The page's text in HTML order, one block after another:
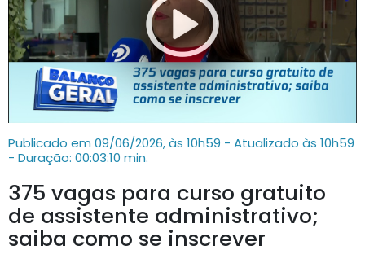
Publicado em 09/06/2026, às 10h59 - Atualizado às 10h59
- Duração: 00:03:10 min.
375 vagas para curso gratuito
de assistente administrativo;
saiba como se inscrever